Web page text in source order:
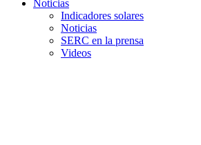
Noticias
Indicadores solares
Noticias
SERC en la prensa
Videos